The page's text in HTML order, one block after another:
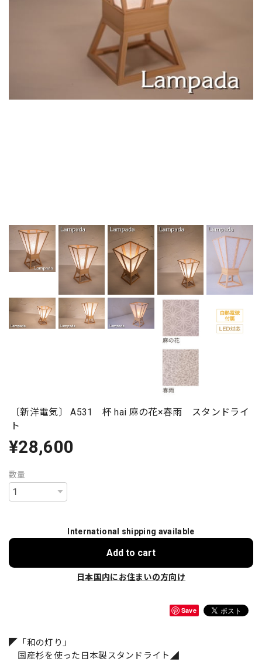
〔新洋電気〕 A531 杯 hai 麻の花×春雨 スタンドライ
ト
¥28,600
数量
International shipping available
Add to cart
日本国内にお住まいの方向け
Save
◤「和の灯り」
国産杉を使った日本製スタンドライト◢